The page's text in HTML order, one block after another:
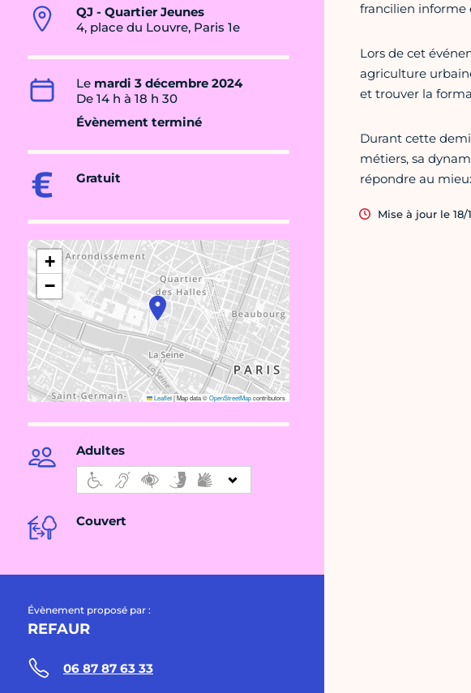
QJ - Quartier Jeunes
4, place du Louvre, Paris 1e
Le mardi 3 décembre 2024
De 14 h à 18 h 30
Évènement terminé
Gratuit
+
−
Leaflet|Map data ©OpenStreetMapcontributors
Adultes
Couvert
Évènement proposé par :
REFAUR
06 87 87 63 33
francilien informe
Lors de cet
agriculture
et trouver la
Durant cette
métiers, sa
répondre au
Mise à jour le 18/